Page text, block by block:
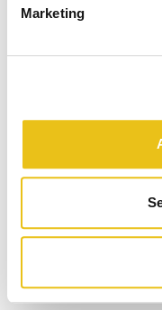
Marketing